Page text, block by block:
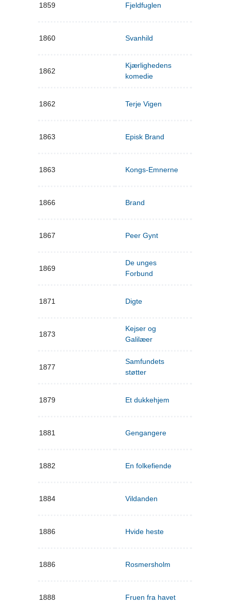
1859 Fjeldfuglen
1860 Svanhild
1862
Kjærlighedens
komedie
1862 Terje Vigen
1863 Episk Brand
1863 Kongs-Emnerne
1866 Brand
1867 Peer Gynt
1869
De unges
Forbund
1871 Digte
1873
Kejser og
Galilæer
1877
Samfundets
støtter
1879 Et dukkehjem
1881 Gengangere
1882 En folkefiende
1884 Vildanden
1886 Hvide heste
1886 Rosmersholm
1888 Fruen fra havet